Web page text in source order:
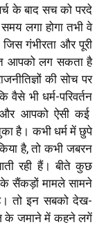
के बाद सच को परदे
लगा होगा तभी वे
जिस गंभीरता और पूरी
आपको लग सकता है
की सोच पर
भी धर्म-परिवर्तन
और आपको ऐसी कई
है। कभी धर्म में छुपे
है, तो कभी जबरन
रही हैं। बीते कुछ
के सैंकड़ों मामले सामने
तो इन सबको देख-
के जमाने में कहने लगें